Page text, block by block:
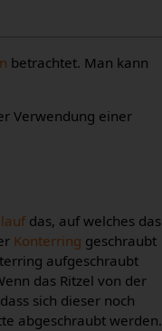
betrachtet. Man kann
Verwendung einer
das, auf welches das
Konterring geschraubt
aufgeschraubt
das Ritzel von der
sich dieser noch
abgeschraubt werden.